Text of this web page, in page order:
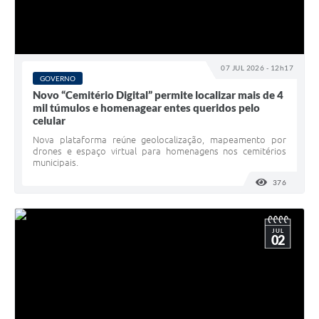
07 JUL 2026 - 12h17
GOVERNO
Novo “Cemitério Digital” permite localizar mais de 4
mil túmulos e homenagear entes queridos pelo
celular
Nova plataforma reúne geolocalização, mapeamento por
drones e espaço virtual para homenagens nos cemitérios
municipais.
376
JUL
02